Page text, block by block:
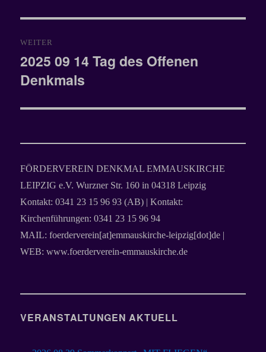
WEITER
Nächster
Beitrag:
2025 09 14 Tag des Offenen
Denkmals
FÖRDERVEREIN DENKMAL EMMAUSKIRCHE
LEIPZIG e.V. Wurzner Str. 160 in 04318 Leipzig
Kontakt: 0341 23 15 96 93 (AB) | Kontakt:
Kirchenführungen: 0341 23 15 96 94
MAIL: foerderverein[at]emmauskirche-leipzig[dot]de |
WEB: www.foerderverein-emmauskirche.de
VERANSTALTUNGEN AKTUELL